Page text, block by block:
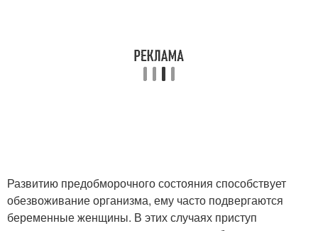
Развитию предобморочного состояния способствует
обезвоживание организма, ему часто подвергаются
беременные женщины. В этих случаях приступ